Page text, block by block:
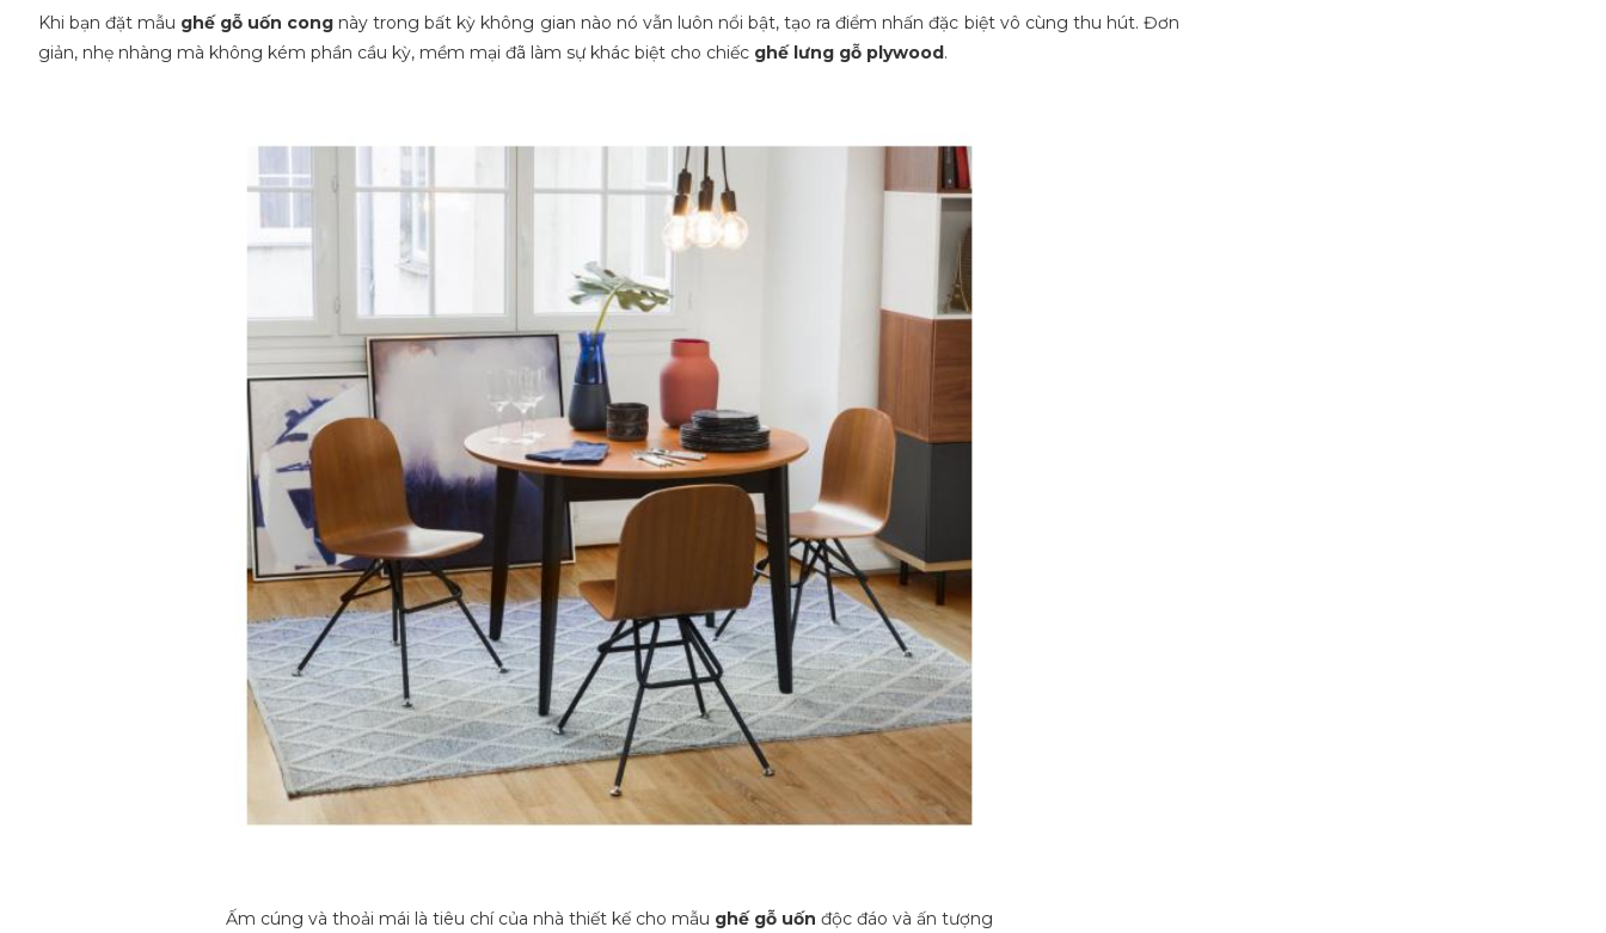
Khi bạn đặt mẫu ghế gỗ uốn cong này trong bất kỳ không gian nào nó vẫn luôn nổi bật, tạo ra điểm nhấn đặc biệt vô cùng thu hút. Đơn
giản, nhẹ nhàng mà không kém phần cầu kỳ, mềm mại đã làm sự khác biệt cho chiếc ghế lưng gỗ plywood.
Ấm cúng và thoải mái là tiêu chí của nhà thiết kế cho mẫu ghế gỗ uốn độc đáo và ấn tượng